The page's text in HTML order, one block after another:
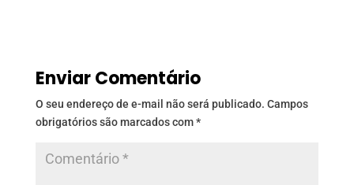
Enviar Comentário
O seu endereço de e-mail não será publicado. Campos
obrigatórios são marcados com*